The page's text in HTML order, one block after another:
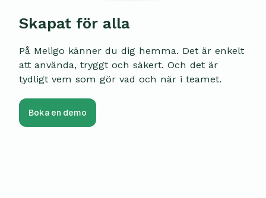
Skapat för alla
På Meligo känner du dig hemma. Det är enkelt
att använda, tryggt och säkert. Och det är
tydligt vem som gör vad och när i teamet.
Boka en demo